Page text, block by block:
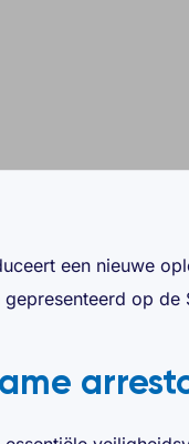
een nieuwe
op